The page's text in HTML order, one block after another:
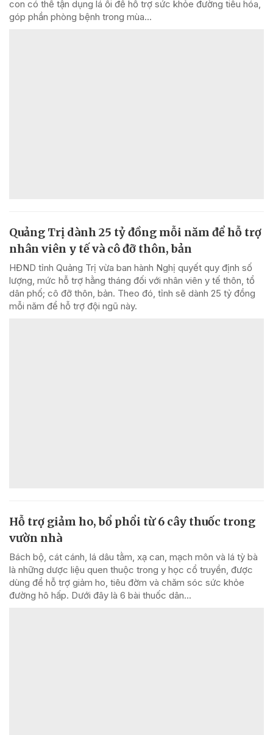
con có thể tận dụng lá ổi để hỗ trợ sức khỏe đường tiêu hóa,
góp phần phòng bệnh trong mùa...
Quảng Trị dành 25 tỷ đồng mỗi năm để hỗ trợ
nhân viên y tế và cô đỡ thôn, bản
HĐND tỉnh Quảng Trị vừa ban hành Nghị quyết quy định số
lượng, mức hỗ trợ hằng tháng đối với nhân viên y tế thôn, tổ
dân phố; cô đỡ thôn, bản. Theo đó, tỉnh sẽ dành 25 tỷ đồng
mỗi năm để hỗ trợ đội ngũ này.
Hỗ trợ giảm ho, bổ phổi từ 6 cây thuốc trong
vườn nhà
Bách bộ, cát cánh, lá dâu tằm, xạ can, mạch môn và lá tỳ bà
là những dược liệu quen thuộc trong y học cổ truyền, được
dùng để hỗ trợ giảm ho, tiêu đờm và chăm sóc sức khỏe
đường hô hấp. Dưới đây là 6 bài thuốc dân...